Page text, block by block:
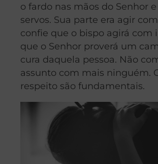
o fardo nas mãos do Senhor e
servos. Sua parte era agir
confie que o bispo agirá com
que o Senhor proverá um
cura daquela pessoa. Não
assunto com mais ninguém.
respeito são fundamentais.